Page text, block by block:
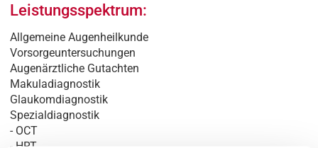
Leistungsspektrum:
Allgemeine Augenheilkunde
Vorsorgeuntersuchungen
Augenärztliche Gutachten
Makuladiagnostik
Glaukomdiagnostik
Spezialdiagnostik
- OCT